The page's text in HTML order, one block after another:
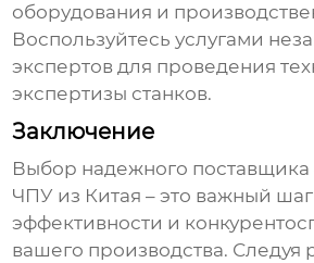
оборудования и
Воспользуйтесь услугами
экспертов для проведения
экспертизы станков.
Заключение
Выбор надежного поставщика
ЧПУ из Китая – это важный
эффективности и
вашего производства.